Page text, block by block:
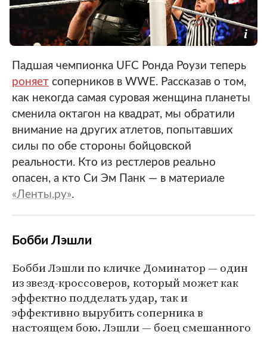
Падшая чемпионка UFC Ронда Роузи теперь
роняет соперников в WWE. Рассказав о том,
как некогда самая суровая женщина планеты
сменила октагон на квадрат, мы обратили
внимание на других атлетов, попытавших
силы по обе стороны бойцовской
реальности. Кто из рестлеров реально
опасен, а кто Си Эм Панк — в материале
«Ленты.ру».
Бобби Лэшли
Бобби Лэшли по кличке Доминатор — один
из звезд-кроссоверов, который может как
эффектно подделать удар, так и
эффективно вырубить соперника в
настоящем бою. Лэшли — боец смешанного